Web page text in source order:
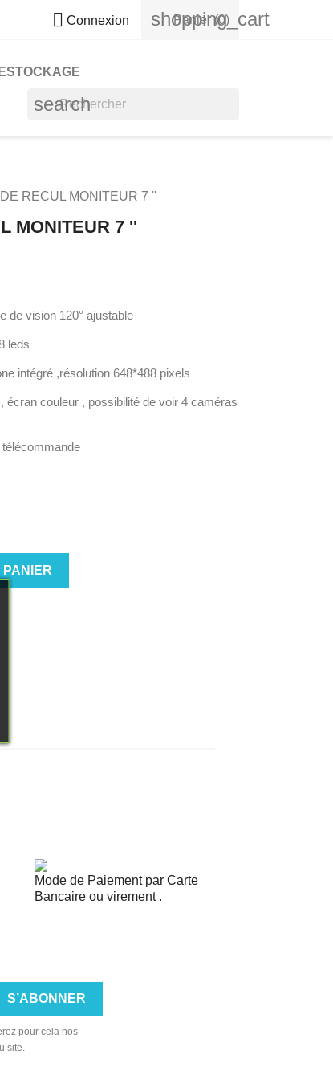
 Connexion shopping_cart
Panier (0)
search
RECUL MONITEUR 7 ''
MONITEUR 7 ''
de vision 120° ajustable
leds
intégré ,résolution 648*488 pixels
écran couleur , possibilité de voir 4 caméras
Mode de Paiement par Carte
Bancaire ou virement .
pour cela nos
site.